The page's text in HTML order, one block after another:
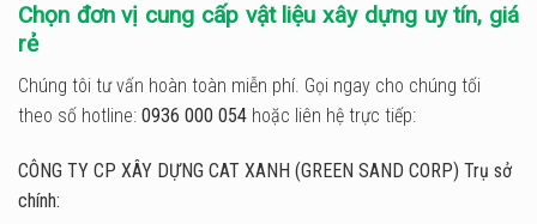
Chọn đơn vị cung cấp vật liệu xây dựng uy tín, giá
rẻ
Chúng tôi tư vấn hoàn toàn miễn phí. Gọi ngay cho chúng tối
theo số hotline: 0936 000 054 hoặc liên hệ trực tiếp:
CÔNG TY CP XÂY DỰNG CAT XANH (GREEN SAND CORP) Trụ sở
chính: